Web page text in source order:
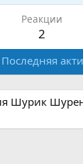
Реакции
2
Последняя
Шурик